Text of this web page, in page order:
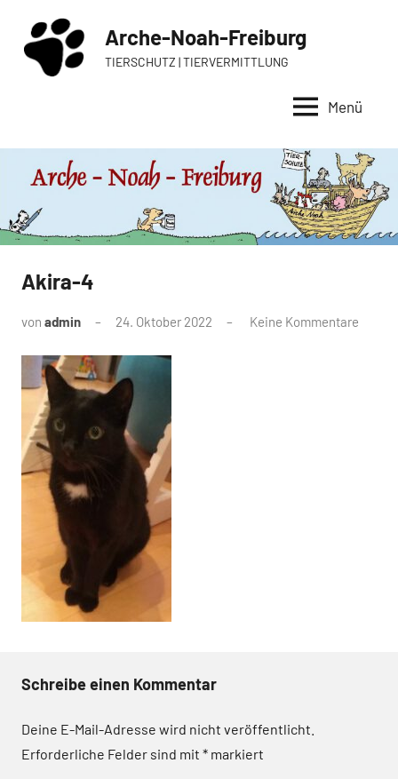
Inhalt
springen
Arche-Noah-Freiburg
TIERSCHUTZ | TIERVERMITTLUNG
Menü
Akira-4
von admin 24. Oktober 2022 Keine Kommentare
Schreibe einen Kommentar
Deine E-Mail-Adresse wird nicht veröffentlicht.
Erforderliche Felder sind mit * markiert